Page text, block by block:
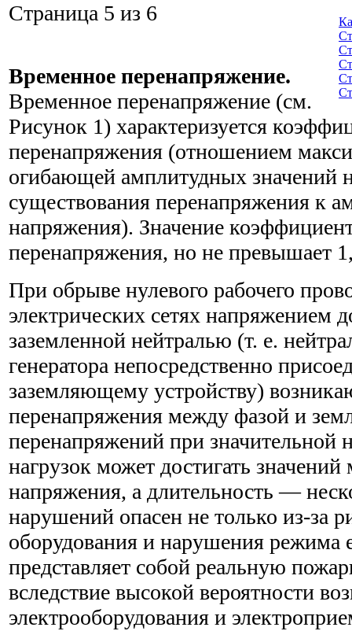
Страница 5 из 6
Временное перенапряжение.
Временное перенапряжение (см.
Рисунок 1) характеризуется
перенапряжения (отношением
огибающей амплитудных значений
существования перенапряжения к
напряжения). Значение
перенапряжения, но не превышает
При обрыве нулевого рабочего
электрических сетях напряжением
заземленной нейтралью (т. е.
генератора непосредственно
заземляющему устройству)
перенапряжения между фазой и
перенапряжений при значительной
нагрузок может достигать
напряжения, а длительность —
нарушений опасен не только из-за
оборудования и нарушения режима
представляет собой реальную
вследствие высокой вероятности
электрооборудования и